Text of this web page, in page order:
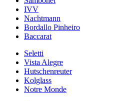
IVV
Nachtmann
Bordallo Pinheiro
Baccarat
Seletti
Vista Alegre
Hutschenreuter
Kolglass
Notre Monde